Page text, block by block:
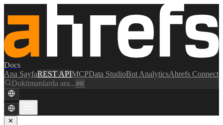
Docs
Ana SayfaREST APIMCPData StudioBot AnalyticsAhrefs Connect
Dokümanlarda ara...⌘K
✕